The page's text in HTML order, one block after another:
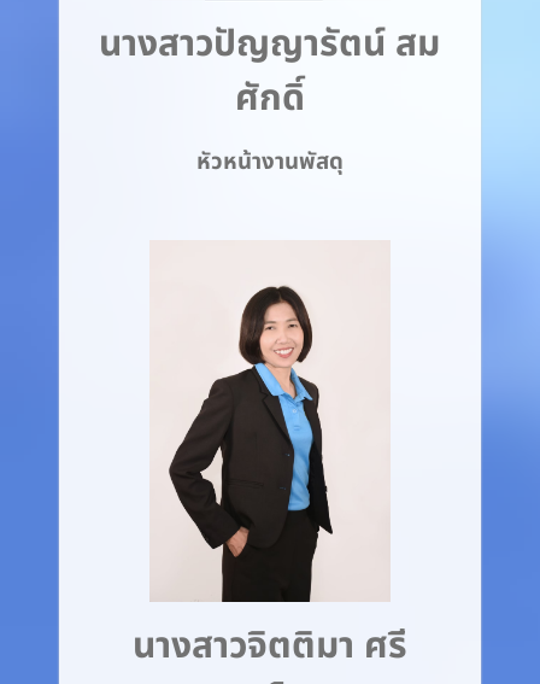
นางสาวปัญญารัตน์ สม
ศักดิ์
หัวหน้างานพัสดุ
นางสาวจิตติมา ศรี